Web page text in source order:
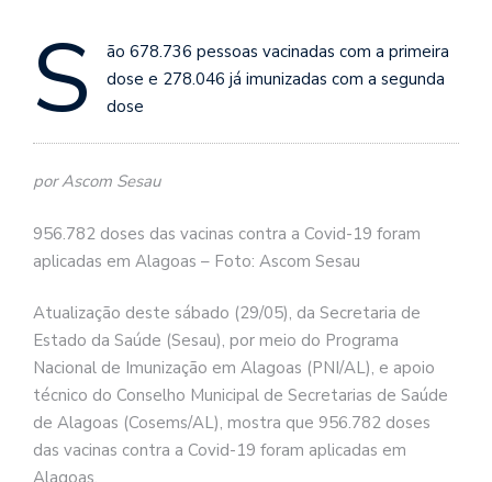
S
ão 678.736 pessoas vacinadas com a primeira
dose e 278.046 já imunizadas com a segunda
dose
por Ascom Sesau
956.782 doses das vacinas contra a Covid-19 foram
aplicadas em Alagoas – Foto: Ascom Sesau
Atualização deste sábado (29/05), da Secretaria de
Estado da Saúde (Sesau), por meio do Programa
Nacional de Imunização em Alagoas (PNI/AL), e apoio
técnico do Conselho Municipal de Secretarias de Saúde
de Alagoas (Cosems/AL), mostra que 956.782 doses
das vacinas contra a Covid-19 foram aplicadas em